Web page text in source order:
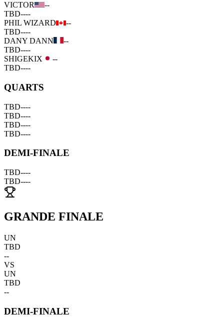
VICTOR
--
TBD----
PHIL WIZARD
--
TBD----
DANY DANN
--
TBD----
SHIGEKIX
--
TBD----
QUARTS
TBD----
TBD----
TBD----
TBD----
DEMI-FINALE
TBD----
TBD----
GRANDE FINALE
UN
TBD
--
VS
UN
TBD
--
DEMI-FINALE